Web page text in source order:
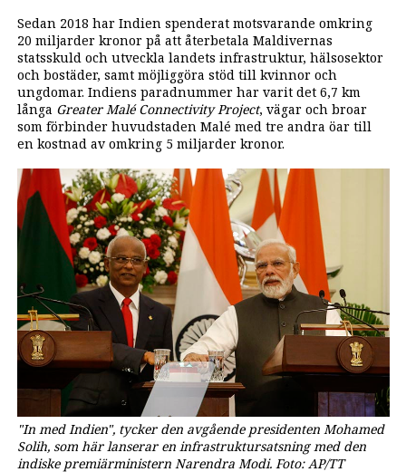
Sedan 2018 har Indien spenderat motsvarande omkring
20 miljarder kronor på att återbetala Maldivernas
statsskuld och utveckla landets infrastruktur, hälsosektor
och bostäder, samt möjliggöra stöd till kvinnor och
ungdomar. Indiens paradnummer har varit det 6,7 km
långa Greater Malé Connectivity Project, vägar och broar
som förbinder huvudstaden Malé med tre andra öar till
en kostnad av omkring 5 miljarder kronor.
"In med Indien", tycker den avgående presidenten Mohamed
Solih, som här lanserar en infrastruktursatsning med den
indiske premiärministern Narendra Modi. Foto: AP/TT